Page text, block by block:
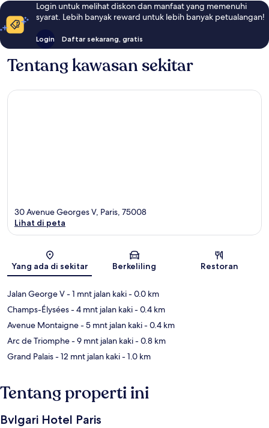
Login untuk melihat diskon dan manfaat yang memenuhi
syarat. Lebih banyak reward untuk lebih banyak petualangan!
Login Daftar sekarang, gratis
Tentang kawasan sekitar
Peta
30 Avenue Georges V, Paris, 75008
Lihat di peta
Yang ada di sekitar Berkeliling Restoran
Jalan George V- 1 mnt jalan kaki- 0.0 km
Champs-Élysées- 4 mnt jalan kaki- 0.4 km
Avenue Montaigne- 5 mnt jalan kaki- 0.4 km
Arc de Triomphe- 9 mnt jalan kaki- 0.8 km
Grand Palais- 12 mnt jalan kaki- 1.0 km
Tentang properti ini
Bvlgari Hotel Paris